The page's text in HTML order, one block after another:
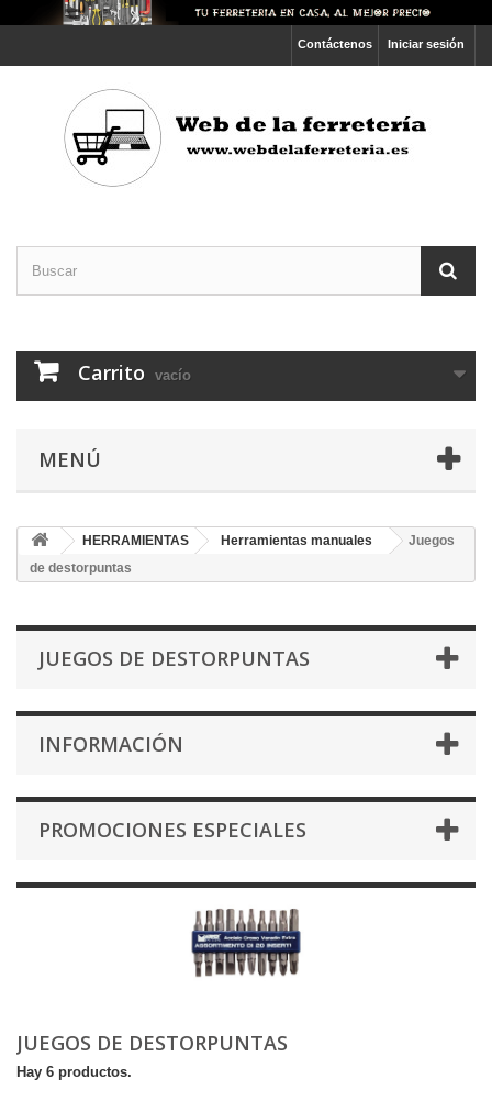
Iniciar sesión
Contáctenos
Carrito vacío
MENÚ
HERRAMIENTAS Herramientas manuales
Juegos
de destorpuntas
JUEGOS DE DESTORPUNTAS
INFORMACIÓN
PROMOCIONES ESPECIALES
JUEGOS DE DESTORPUNTAS
Hay 6 productos.